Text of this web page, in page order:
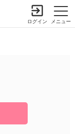
メニュー
ログイン